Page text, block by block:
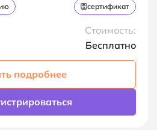
сертификат
Стоимость:
Бесплатно
подробнее